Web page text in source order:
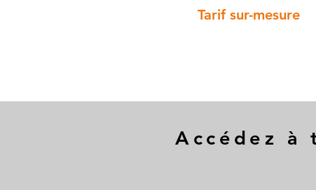
Tarif sur-mesure
Accédez à